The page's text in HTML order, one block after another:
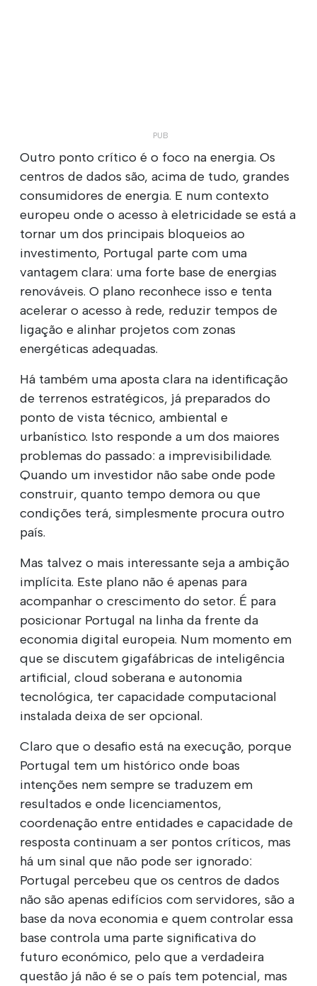
Outro ponto crítico é o foco na energia. Os
centros de dados são, acima de tudo, grandes
consumidores de energia. E num contexto
europeu onde o acesso à eletricidade se está a
tornar um dos principais bloqueios ao
investimento, Portugal parte com uma
vantagem clara: uma forte base de energias
renováveis. O plano reconhece isso e tenta
acelerar o acesso à rede, reduzir tempos de
ligação e alinhar projetos com zonas
energéticas adequadas.
Há também uma aposta clara na identificação
de terrenos estratégicos, já preparados do
ponto de vista técnico, ambiental e
urbanístico. Isto responde a um dos maiores
problemas do passado: a imprevisibilidade.
Quando um investidor não sabe onde pode
construir, quanto tempo demora ou que
condições terá, simplesmente procura outro
país.
Mas talvez o mais interessante seja a ambição
implícita. Este plano não é apenas para
acompanhar o crescimento do setor. É para
posicionar Portugal na linha da frente da
economia digital europeia. Num momento em
que se discutem gigafábricas de inteligência
artificial, cloud soberana e autonomia
tecnológica, ter capacidade computacional
instalada deixa de ser opcional.
Claro que o desafio está na execução, porque
Portugal tem um histórico onde boas
intenções nem sempre se traduzem em
resultados e onde licenciamentos,
coordenação entre entidades e capacidade de
resposta continuam a ser pontos críticos, mas
há um sinal que não pode ser ignorado:
Portugal percebeu que os centros de dados
não são apenas edifícios com servidores, são a
base da nova economia e quem controlar essa
base controla uma parte significativa do
futuro económico, pelo que a verdadeira
questão já não é se o país tem potencial, mas